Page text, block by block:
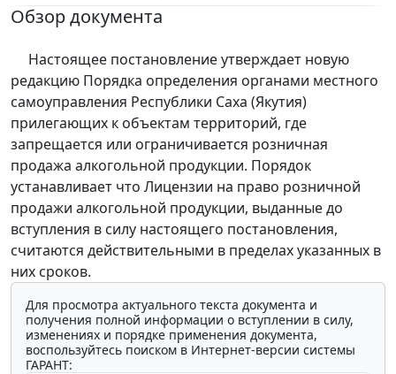
Обзор документа
Настоящее постановление утверждает новую
редакцию Порядка определения органами местного
самоуправления Республики Саха (Якутия)
прилегающих к объектам территорий, где
запрещается или ограничивается розничная
продажа алкогольной продукции. Порядок
устанавливает что Лицензии на право розничной
продажи алкогольной продукции, выданные до
вступления в силу настоящего постановления,
считаются действительными в пределах указанных в
них сроков.
Для просмотра актуального текста документа и
получения полной информации о вступлении в силу,
изменениях и порядке применения документа,
воспользуйтесь поиском в Интернет-версии системы
ГАРАНТ: